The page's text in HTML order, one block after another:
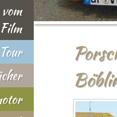
Film